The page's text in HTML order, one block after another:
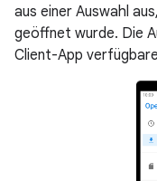
aus einer Auswahl
geöffnet wurde. Die
Client-App